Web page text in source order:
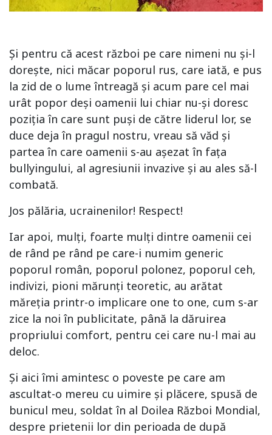
Și pentru că acest război pe care nimeni nu și-l
dorește, nici măcar poporul rus, care iată, e pus
la zid de o lume întreagă și acum pare cel mai
urât popor deși oamenii lui chiar nu-și doresc
poziția în care sunt puși de către liderul lor, se
duce deja în pragul nostru, vreau să văd și
partea în care oamenii s-au așezat în fața
bullyingului, al agresiunii invazive și au ales să-l
combată.
Jos pălăria, ucrainenilor! Respect!
Iar apoi, mulți, foarte mulți dintre oamenii cei
de rând pe rând pe care-i numim generic
poporul român, poporul polonez, poporul ceh,
indivizi, pioni mărunți teoretic, au arătat
măreția printr-o implicare one to one, cum s-ar
zice la noi în publicitate, până la dăruirea
propriului comfort, pentru cei care nu-l mai au
deloc.
Și aici îmi amintesc o poveste pe care am
ascultat-o mereu cu uimire și plăcere, spusă de
bunicul meu, soldat în al Doilea Război Mondial,
despre prietenii lor din perioada de după